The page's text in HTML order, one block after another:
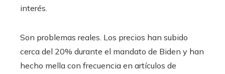
interés.
Son problemas reales. Los precios han subido
cerca del 20% durante el mandato de Biden y han
hecho mella con frecuencia en artículos de